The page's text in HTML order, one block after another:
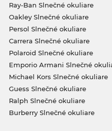
Ray-Ban Slnečné okuliare
Oakley Slnečné okuliare
Persol Slnečné okuliare
Carrera Slnečné okuliare
Polaroid Slnečné okuliare
Emporio Armani Slnečné
Michael Kors Slnečné okuliare
Guess Slnečné okuliare
Ralph Slnečné okuliare
Burberry Slnečné okuliare